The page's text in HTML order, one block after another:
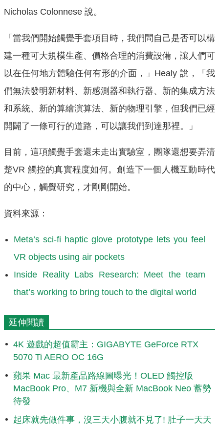
Nicholas Colonnese 說。
「當我們開始觸覺手套項目時，我們問自己是否可以構
建一種可大規模生產、價格合理的消費設備，讓人們可
以在任何地方體驗任何有形的介面，」Healy 說，「我
們無法發明新材料、新感測器和執行器、新的集成方法
和系統、新的算繪演算法、新的物理引擎，但我們已經
開闢了一條可行的道路，可以讓我們到達那裡。」
目前，這項觸覺手套還未走出實驗室，團隊還想要弄清
楚VR 觸控的真實程度如何。創造下一個人機互動時代
的中心，觸覺研究，才剛剛開始。
資料來源：
Meta’s sci-fi haptic glove prototype lets you feel
VR objects using air pockets
Inside Reality Labs Research: Meet the team
that’s working to bring touch to the digital world
延伸閱讀
4K 遊戲的超值霸主：GIGABYTE GeForce RTX
5070 Ti AERO OC 16G
蘋果 Mac 最新產品路線圖曝光！OLED 觸控版
MacBook Pro、M7 新機與全新 MacBook Neo 蓄勢
待發
起床就先做件事，沒三天小腹就不見了! 肚子一天天